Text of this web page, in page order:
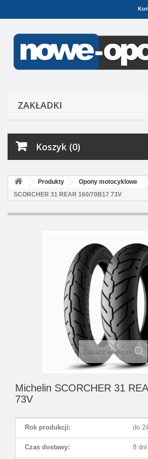
ZAKŁADKI
Koszyk (0)
Produkty Opony motocyklowe
SCORCHER 31 REAR 160/70B17 73V
Zobacz większe
Michelin SCORCHER 31
73V
Rok produkcji: do
Czas dostawy: 8 dni